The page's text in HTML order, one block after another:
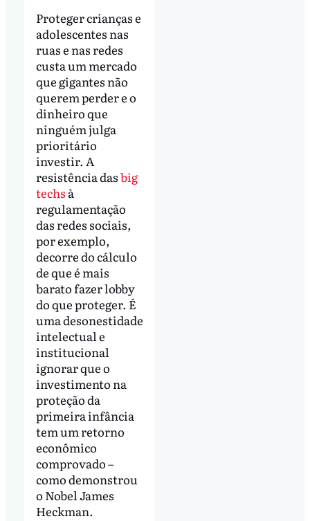
Proteger crianças e
adolescentes nas
ruas e nas redes
custa um mercado
que gigantes não
querem perder e o
dinheiro que
ninguém julga
prioritário
investir. A
resistência dasbig
techs à
regulamentação
das redes sociais,
por exemplo,
decorre do cálculo
de que é mais
barato fazer lobby
do que proteger. É
uma desonestidade
intelectual e
institucional
ignorar que o
investimento na
proteção da
primeira infância
tem um retorno
econômico
comprovado –
como demonstrou
o Nobel James
Heckman.